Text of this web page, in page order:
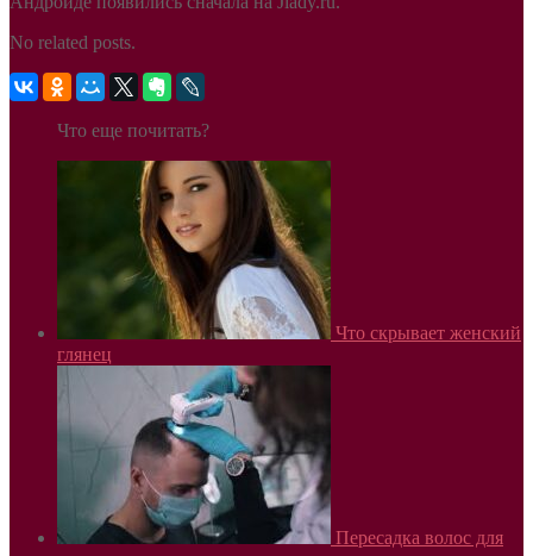
No related posts.
Что еще почитать?
Что скрывает женский
глянец
Пересадка волос для